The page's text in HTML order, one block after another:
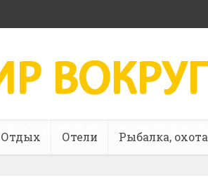
Отдых Отели Рыбалка, охота